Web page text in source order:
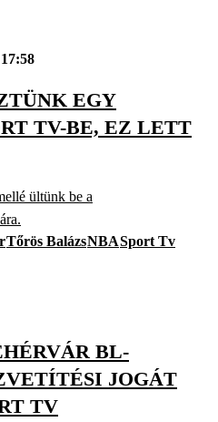
EGY
TV-BE, EZ LETT
ültünk be a
Tőrös BalázsNBASport Tv
BL-
JOGÁT
TV